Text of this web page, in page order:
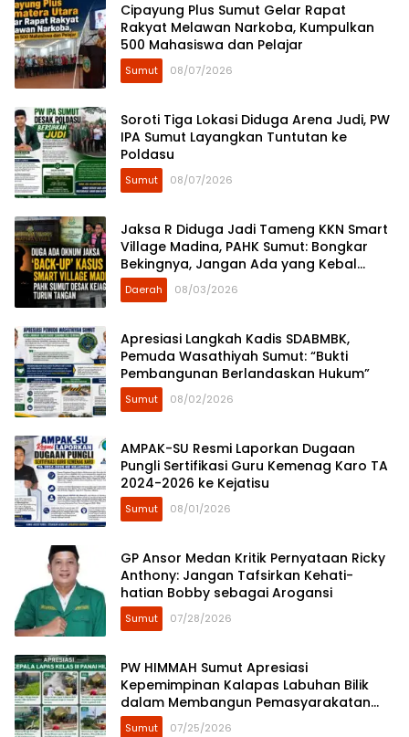
Cipayung Plus Sumut Gelar Rapat
Rakyat Melawan Narkoba, Kumpulkan
500 Mahasiswa dan Pelajar
Sumut 08/07/2026
Soroti Tiga Lokasi Diduga Arena Judi, PW
IPA Sumut Layangkan Tuntutan ke
Poldasu
Sumut 08/07/2026
Jaksa R Diduga Jadi Tameng KKN Smart
Village Madina, PAHK Sumut: Bongkar
Bekingnya, Jangan Ada yang Kebal
Hukum!
Daerah 08/03/2026
Apresiasi Langkah Kadis SDABMBK,
Pemuda Wasathiyah Sumut: “Bukti
Pembangunan Berlandaskan Hukum”
Sumut 08/02/2026
AMPAK-SU Resmi Laporkan Dugaan
Pungli Sertifikasi Guru Kemenag Karo TA
2024-2026 ke Kejatisu
Sumut 08/01/2026
GP Ansor Medan Kritik Pernyataan Ricky
Anthony: Jangan Tafsirkan Kehati-
hatian Bobby sebagai Arogansi
Sumut 07/28/2026
​PW HIMMAH Sumut Apresiasi
Kepemimpinan Kalapas Labuhan Bilik
dalam Membangun Pemasyarakatan
Humanis
Sumut 07/25/2026